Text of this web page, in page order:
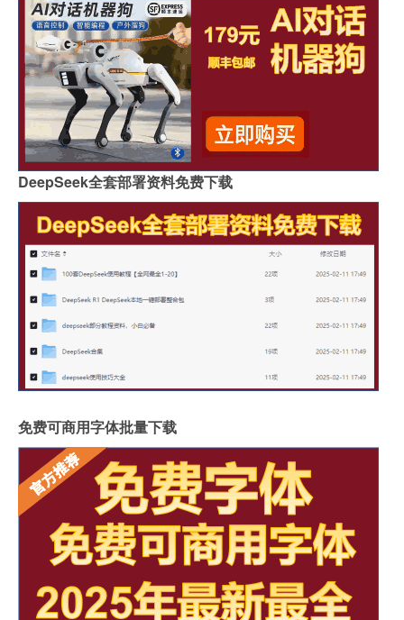
DeepSeek全套部署资料免费下载
免费可商用字体批量下载